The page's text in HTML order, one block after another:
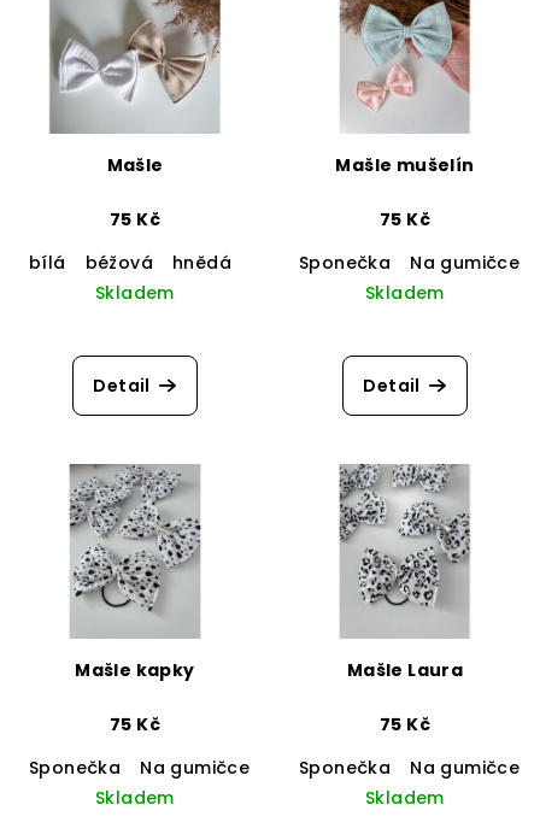
Mašle
75 Kč
bílá
béžová hnědá žíhaná růžová
pudrová
Skladem
Detail
Mašle mušelín
75 Kč
Sponečka
Na gumičce
Skladem
hodnocení
produktu
5
hvězdiček.
Detail
Mašle kapky
75 Kč
Sponečka
Na gumičce
Skladem
Mašle Laura
75 Kč
Sponečka
Na gumičce
Skladem